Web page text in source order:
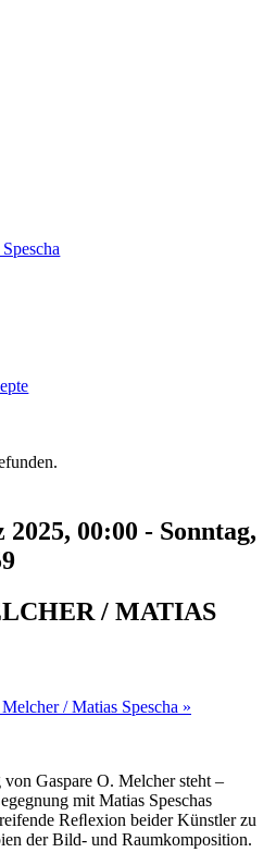
2025, 00:00 - Sonntag,
/ MATIAS
/ Matias Spescha »
Gaspare O. Melcher steht –
mit Matias Speschas
Reﬂexion beider Künstler zu
der Bild- und Raumkomposition.